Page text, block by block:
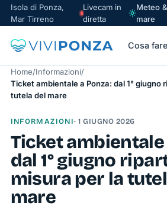
Isola di Ponza,
Mar Tirreno
Livecam in
diretta
Meteo &
mare
Cosa fare
Home/Informazioni/
Ticket ambientale a Ponza: dal 1° giugno
tutela del mare
INFORMAZIONI· 1 GIUGNO 2026
Ticket ambientale
dal 1° giugno
misura per la
mare